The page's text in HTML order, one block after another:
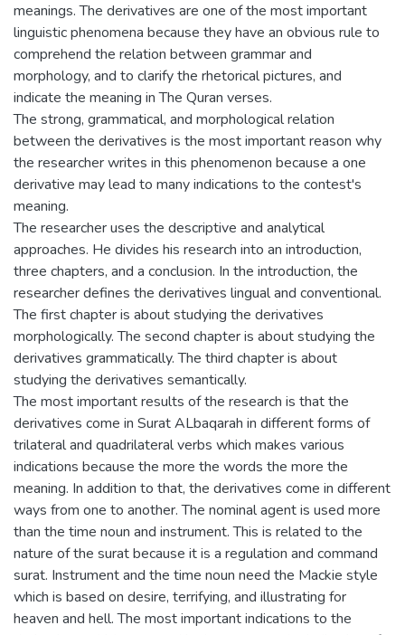
meanings. The derivatives are one of the most important
linguistic phenomena because they have an obvious rule to
comprehend the relation between grammar and
morphology, and to clarify the rhetorical pictures, and
indicate the meaning in The Quran verses.
The strong, grammatical, and morphological relation
between the derivatives is the most important reason why
the researcher writes in this phenomenon because a one
derivative may lead to many indications to the contest's
meaning.
The researcher uses the descriptive and analytical
approaches. He divides his research into an introduction,
three chapters, and a conclusion. In the introduction, the
researcher defines the derivatives lingual and conventional.
The first chapter is about studying the derivatives
morphologically. The second chapter is about studying the
derivatives grammatically. The third chapter is about
studying the derivatives semantically.
The most important results of the research is that the
derivatives come in Surat ALbaqarah in different forms of
trilateral and quadrilateral verbs which makes various
indications because the more the words the more the
meaning. In addition to that, the derivatives come in different
ways from one to another. The nominal agent is used more
than the time noun and instrument. This is related to the
nature of the surat because it is a regulation and command
surat. Instrument and the time noun need the Mackie style
which is based on desire, terrifying, and illustrating for
heaven and hell. The most important indications to the